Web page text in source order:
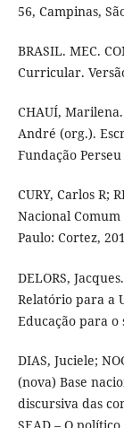
56, Campinas,
BRASIL. MEC.
Curricular.
CHAUÍ,
André (org.).
Fundação
CURY, Carlos R;
Nacional
Paulo: Cortez,
DELORS,
Relatório para a
Educação para o
DIAS, Juciele;
(nova) Base
discursiva das
SEAD – O